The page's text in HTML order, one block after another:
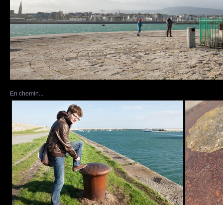
En chemin...